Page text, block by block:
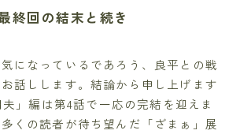
終回の結末と続き
になっているであろう、良平との戦
話しします。結論から申し上げます
」編は第4話で一応の完結を迎えま
くの読者が待ち望んだ「ざまぁ」展